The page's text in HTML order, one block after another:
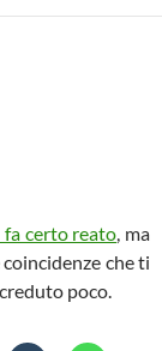
fa certo reato, ma
che ti
poco.